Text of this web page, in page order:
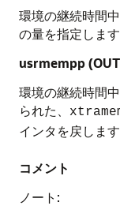
環境の継続時間
の量を指定します
usrmempp
環境の継続時間
られた、
インタを戻します
コメント
ノート: